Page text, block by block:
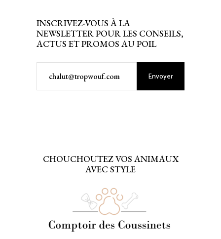
INSCRIVEZ-VOUS À LA
NEWSLETTER POUR LES CONSEILS,
ACTUS ET PROMOS AU POIL
Envoyer
CHOUCHOUTEZ VOS ANIMAUX
AVEC STYLE